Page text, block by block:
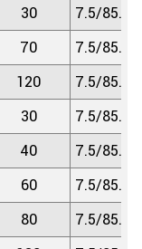
30
7.5/85.25
70
7.5/85.25
120
7.5/85.25
30
7.5/85.25
40
7.5/85.25
60
7.5/85.25
80
7.5/85.25